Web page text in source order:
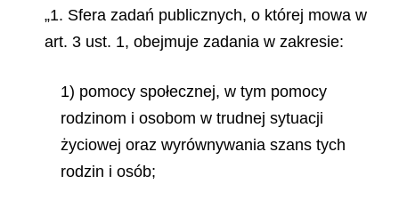
„1. Sfera zadań publicznych, o której mowa w
art. 3 ust. 1, obejmuje zadania w zakresie:
1) pomocy społecznej, w tym pomocy
rodzinom i osobom w trudnej sytuacji
życiowej oraz wyrównywania szans tych
rodzin i osób;